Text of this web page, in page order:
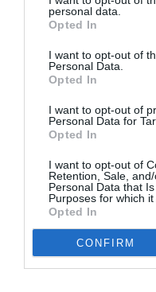
personal data.
Opted In
I want to opt-out of
Personal Data.
Opted In
I want to opt-out of
Personal Data for
Opted In
I want to opt-out of
Retention, Sale,
Personal Data that
Purposes for which it
Opted In
CONFIRM
incontrollata,
business per la
Roma dimostrano
riferendosi
quale emergerebbero,
gestione di centri di
Lo scopo della
verificare se c’è
qualche soggetto